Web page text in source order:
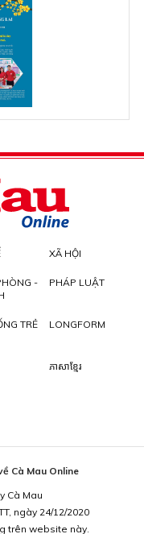
XÃ HỘI
-
PHÁP LUẬT
TRẺ LONGFORM
ភាសាខ្មែរ
Cà Mau Online
Cà Mau
ngày 24/12/2020
trên website này.